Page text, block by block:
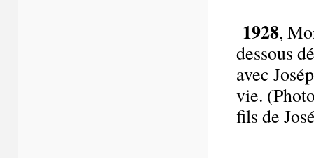
1928,
dessous
avec
vie.
fils de